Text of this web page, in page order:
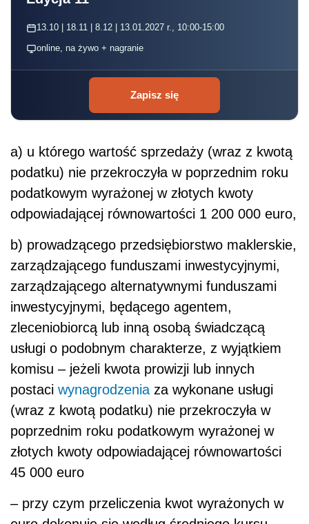
13.10 | 18.11 | 8.12 | 13.01.2027 r., 10:00-15:00
online, na żywo + nagranie
Zapisz się
a) u którego wartość sprzedaży (wraz z kwotą
podatku) nie przekroczyła w poprzednim roku
podatkowym wyrażonej w złotych kwoty
odpowiadającej równowartości 1 200 000 euro,
b) prowadzącego przedsiębiorstwo maklerskie,
zarządzającego funduszami inwestycyjnymi,
zarządzającego alternatywnymi funduszami
inwestycyjnymi, będącego agentem,
zleceniobiorcą lub inną osobą świadczącą
usługi o podobnym charakterze, z wyjątkiem
komisu – jeżeli kwota prowizji lub innych
postaci wynagrodzenia za wykonane usługi
(wraz z kwotą podatku) nie przekroczyła w
poprzednim roku podatkowym wyrażonej w
złotych kwoty odpowiadającej równowartości
45 000 euro
– przy czym przeliczenia kwot wyrażonych w